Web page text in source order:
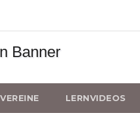
VEREINE LERNVIDEOS